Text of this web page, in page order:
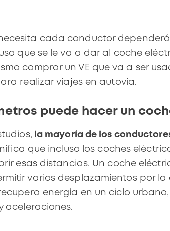
cada conductor
uso que se le va a dar al coche
comprar un VE que va a ser
realizar viajes en autovía.
puede hacer un
la mayoría de los
que incluso los coches
esas distancias. Un coche
varios desplazamientos por la
energía en un ciclo
aceleraciones.